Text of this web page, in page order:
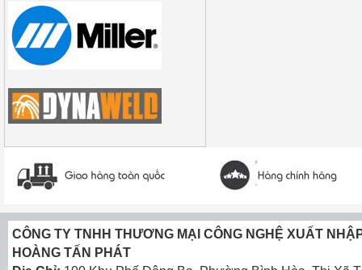
CÔNG TY TNHH THƯƠNG MẠI CÔNG NGHỆ XUẤT
HOÀNG TẤN PHÁT